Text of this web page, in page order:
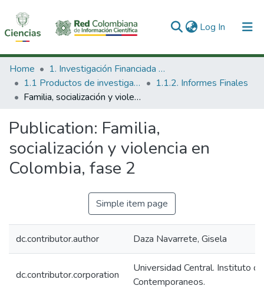
Log In (current)
Communities & Collections
All of DSpace
Home
1. Investigación Financiada con Recursos Públicos
1.1 Productos de investigación
1.1.2. Informes Finales
Familia, socialización y violencia en Colombia, fase 2
Publication: Familia,
socialización y violencia en
Colombia, fase 2
Simple item page
dc.contributor.author Daza Navarrete, Gisela
dc.contributor.corporation
Universidad Central. Instituto
Contemporaneos.